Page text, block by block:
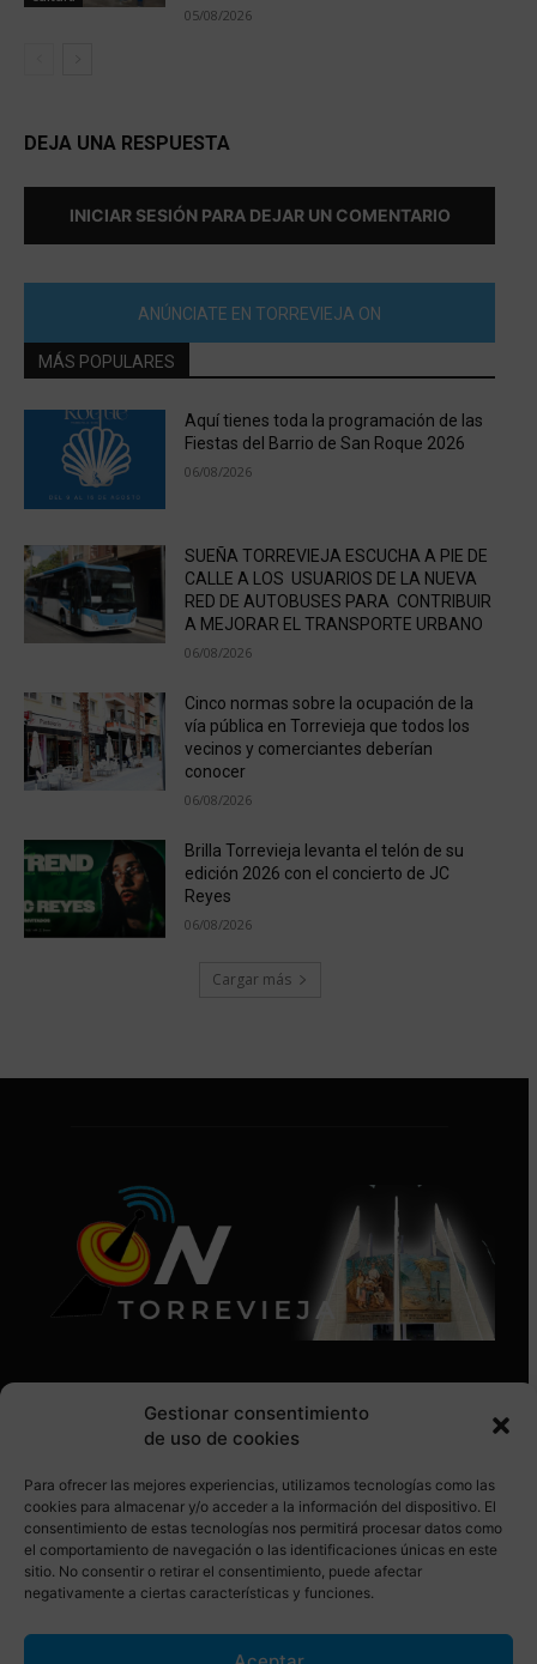
Gestionar consentimiento
de uso de cookies
Para ofrecer las mejores experiencias, utilizamos tecnologías como las
cookies para almacenar y/o acceder a la información del dispositivo. El
consentimiento de estas tecnologías nos permitirá procesar datos como
el comportamiento de navegación o las identificaciones únicas en este
sitio. No consentir o retirar el consentimiento, puede afectar
negativamente a ciertas características y funciones.
05/08/2026
DEJA UNA RESPUESTA
INICIAR SESIÓN PARA DEJAR UN COMENTARIO
ANÚNCIATE EN TORREVIEJA ON
MÁS POPULARES
Aquí tienes toda la programación de las
Fiestas del Barrio de San Roque 2026
06/08/2026
SUEÑA TORREVIEJA ESCUCHA A PIE DE
CALLE A LOS USUARIOS DE LA NUEVA
RED DE AUTOBUSES PARA CONTRIBUIR
A MEJORAR EL TRANSPORTE URBANO
06/08/2026
Cinco normas sobre la ocupación de la
vía pública en Torrevieja que todos los
vecinos y comerciantes deberían
conocer
06/08/2026
Brilla Torrevieja levanta el telón de su
edición 2026 con el concierto de JC
Reyes
06/08/2026
Cargar más
SÍGUENOS EN REDES SOCIALES